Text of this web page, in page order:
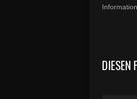
DIESEN